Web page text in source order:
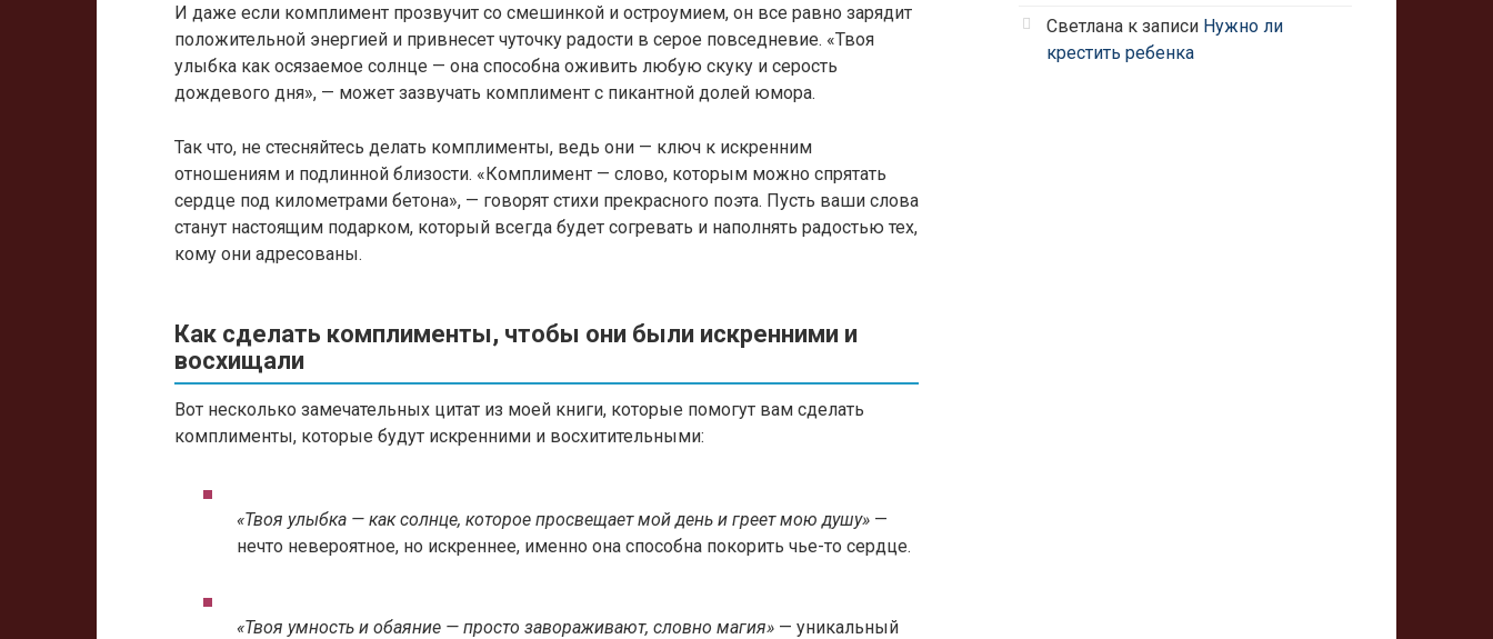
И даже если комплимент прозвучит со смешинкой и остроумием, он все равно зарядит
положительной энергией и привнесет чуточку радости в серое повседневие. «Твоя
улыбка как осязаемое солнце — она способна оживить любую скуку и серость
дождевого дня», — может зазвучать комплимент с пикантной долей юмора.
Так что, не стесняйтесь делать комплименты, ведь они — ключ к искренним
отношениям и подлинной близости. «Комплимент — слово, которым можно спрятать
сердце под километрами бетона», — говорят стихи прекрасного поэта. Пусть ваши слова
станут настоящим подарком, который всегда будет согревать и наполнять радостью тех,
кому они адресованы.
Как сделать комплименты, чтобы они были искренними и
восхищали
Вот несколько замечательных цитат из моей книги, которые помогут вам сделать
комплименты, которые будут искренними и восхитительными:
«Твоя улыбка — как солнце, которое просвещает мой день и греет мою душу» —
нечто невероятное, но искреннее, именно она способна покорить чье-то сердце.
«Твоя умность и обаяние — просто завораживают, словно магия» — уникальный
Светлана к записи Нужно ли
крестить ребенка